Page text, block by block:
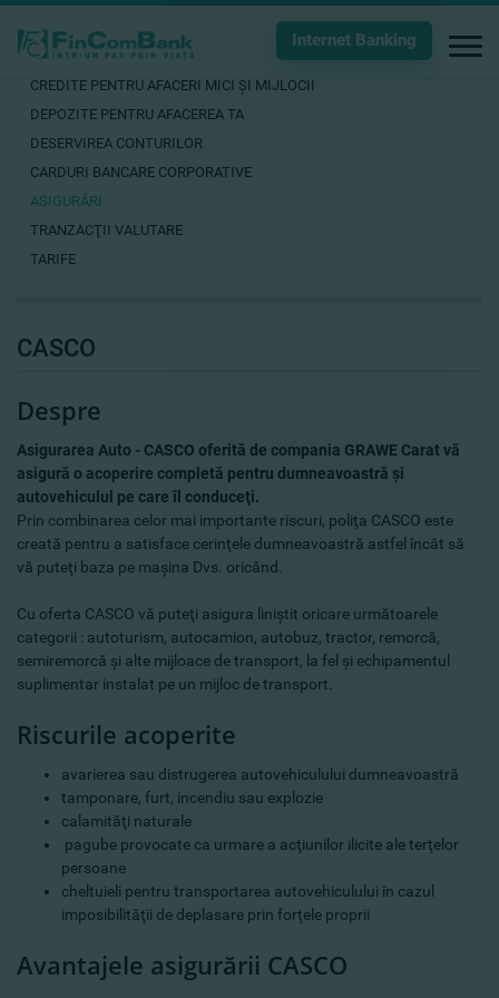
Internet Banking
CREDITE PENTRU AFACERI MICI ŞI MIJLOCII
DEPOZITE PENTRU AFACEREA TA
DESERVIREA CONTURILOR
CARDURI BANCARE CORPORATIVE
ASIGURĂRI
TRANZACŢII VALUTARE
TARIFE
CASCO
Despre
Asigurarea Auto - CASCO oferită de compania GRAWE Carat vă
asigură o acoperire completă pentru dumneavoastră şi
autovehiculul pe care îl conduceţi.
Prin combinarea celor mai importante riscuri, poliţa CASCO este
creată pentru a satisface cerinţele dumneavoastră astfel încât să
vă puteţi baza pe maşina Dvs. oricând.
Cu oferta CASCO vă puteţi asigura liniştit oricare următoarele
categorii : autoturism, autocamion, autobuz, tractor, remorcă,
semiremorcă şi alte mijloace de transport, la fel şi echipamentul
suplimentar instalat pe un mijloc de transport.
Riscurile acoperite
avarierea sau distrugerea autovehiculului dumneavoastră
tamponare, furt, incendiu sau explozie
calamităţi naturale
pagube provocate ca urmare a acţiunilor ilicite ale terţelor
persoane
cheltuieli pentru transportarea autovehiculului în cazul
imposibilităţii de deplasare prin forţele proprii
Avantajele asigurării CASCO